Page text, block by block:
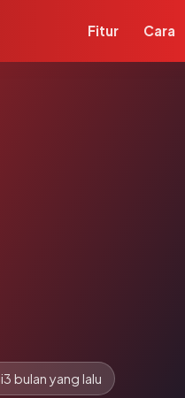
Fitur Cara
3 bulan yang lalu